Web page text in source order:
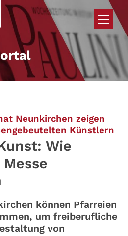
Neunkirchen zeigen
Künstlern
Wie
können Pfarreien
um freiberufliche
von